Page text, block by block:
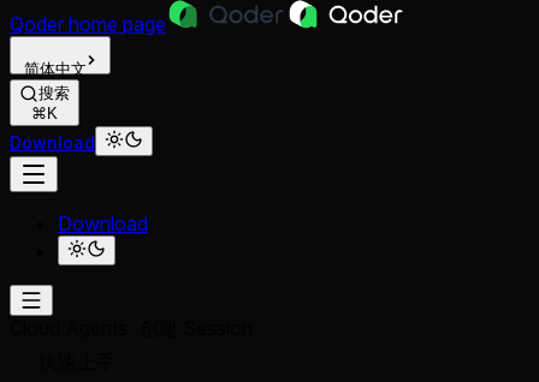
Qoder home page
简体中文
搜索
⌘K
Download
Download